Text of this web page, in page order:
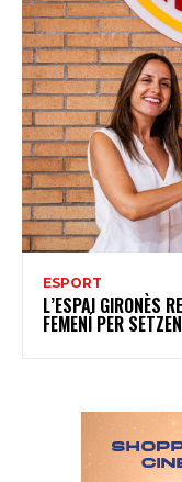
ESPORT
L’ESPAI GIRONÈS
FEMENÍ PER